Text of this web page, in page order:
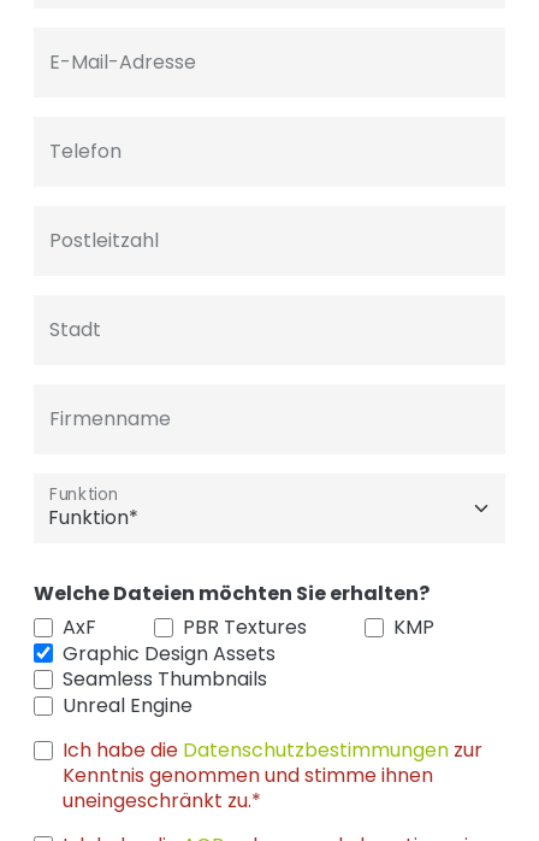
E-Mail-Adresse
Telefon
Postleitzahl
Stadt
Firmenname
Funktion
Welche Dateien möchten Sie erhalten?
AxF
PBR Textures
KMP
Graphic Design Assets
Seamless Thumbnails
Unreal Engine
Ich habe die Datenschutzbestimmungen zur
Kenntnis genommen und stimme ihnen
uneingeschränkt zu.*